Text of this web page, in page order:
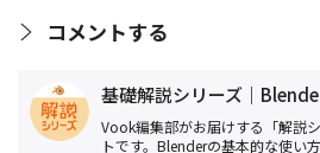
コメントする
基礎解説シリーズ｜
Vook編集部がお届けする「解説
トです。Blenderの基本的な使い